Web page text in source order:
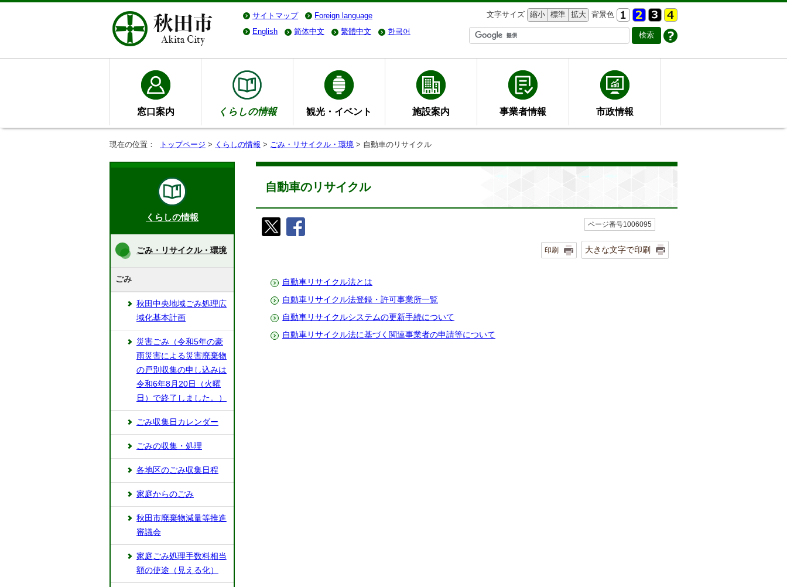
サイトマップ Foreign language 文字サイズ 縮小 標準 拡大 背景色
English
简体中文 繁體中文 한국어
窓口案内 くらしの情報 観光・イベント 施設案内 事業者情報 市政情報
現在の位置： トップページ > くらしの情報 > ごみ・リサイクル・環境 > 自動車のリサイクル
自動車のリサイクル
ページ番号1006095
印刷 大きな文字で印刷
自動車リサイクル法とは
自動車リサイクル法登録・許可事業所一覧
自動車リサイクルシステムの更新手続について
自動車リサイクル法に基づく関連事業者の申請等について
くらしの情報
ごみ・リサイクル・環境
ごみ
秋田中央地域ごみ処理広
域化基本計画
災害ごみ（令和5年の豪
雨災害による災害廃棄物
の戸別収集の申し込みは
令和6年8月20日（火曜
日）で終了しました。）
ごみ収集日カレンダー
ごみの収集・処理
各地区のごみ収集日程
家庭からのごみ
秋田市廃棄物減量等推進
審議会
家庭ごみ処理手数料相当
額の使途（見える化）